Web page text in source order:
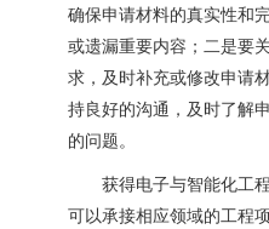
确保申请材料的真实性和
或遗漏重要内容；二是要
求，及时补充或修改申请
持良好的沟通，及时了解
的问题。
获得电子与智能化工程
可以承接相应领域的工程